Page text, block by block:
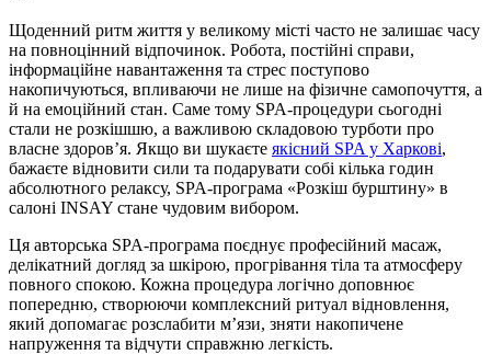
Щоденний ритм життя у великому місті часто не залишає часу
на повноцінний відпочинок. Робота, постійні справи,
інформаційне навантаження та стрес поступово
накопичуються, впливаючи не лише на фізичне самопочуття, а
й на емоційний стан. Саме тому SPA-процедури сьогодні
стали не розкішшю, а важливою складовою турботи про
власне здоров’я. Якщо ви шукаєте якісний SPA у Харкові,
бажаєте відновити сили та подарувати собі кілька годин
абсолютного релаксу, SPA-програма «Розкіш бурштину» в
салоні INSAY стане чудовим вибором.
Ця авторська SPA-програма поєднує професійний масаж,
делікатний догляд за шкірою, прогрівання тіла та атмосферу
повного спокою. Кожна процедура логічно доповнює
попередню, створюючи комплексний ритуал відновлення,
який допомагає розслабити м’язи, зняти накопичене
напруження та відчути справжню легкість.